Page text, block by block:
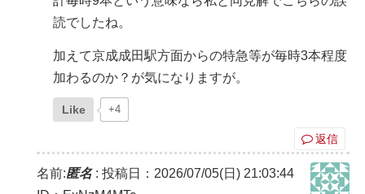
読でしたね。
加えて京成成田駅方面からの特急等が毎時3本程度
加わるのか？が気になりますが。
Like +4
返信
名前:匿名: 投稿日：2026/07/05(日) 21:03:44